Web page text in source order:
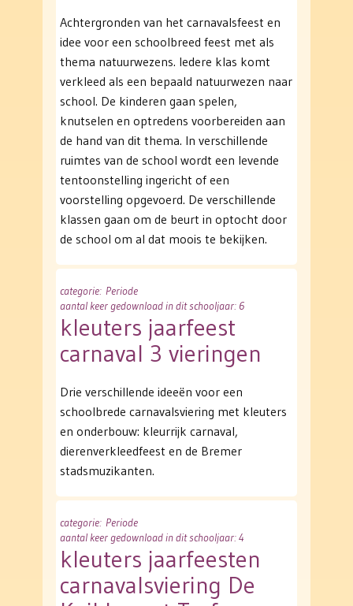
Achtergronden van het carnavalsfeest en
idee voor een schoolbreed feest met als
thema natuurwezens. Iedere klas komt
verkleed als een bepaald natuurwezen naar
school. De kinderen gaan spelen,
knutselen en optredens voorbereiden aan
de hand van dit thema. In verschillende
ruimtes van de school wordt een levende
tentoonstelling ingericht of een
voorstelling opgevoerd. De verschillende
klassen gaan om de beurt in optocht door
de school om al dat moois te bekijken.
categorie: Periode
aantal keer gedownload in dit schooljaar: 6
kleuters jaarfeest
carnaval 3 vieringen
Drie verschillende ideeën voor een
schoolbrede carnavalsviering met kleuters
en onderbouw: kleurrijk carnaval,
dierenverkleedfeest en de Bremer
stadsmuzikanten.
categorie: Periode
aantal keer gedownload in dit schooljaar: 4
kleuters jaarfeesten
carnavalsviering De